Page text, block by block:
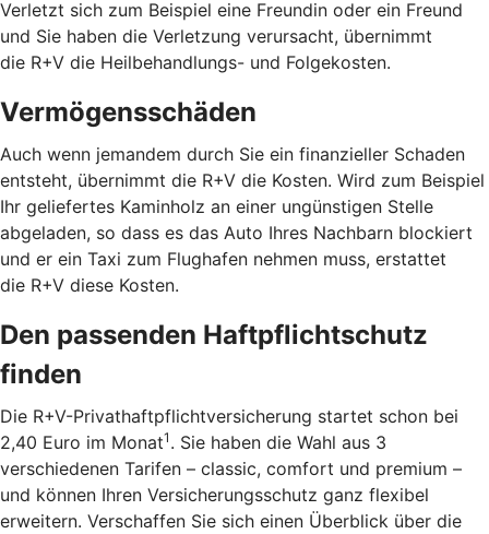
Verletzt sich zum Beispiel eine Freundin oder ein Freund
und Sie haben die Verletzung verursacht, übernimmt
die R+V die Heilbehandlungs- und Folgekosten.
Vermögensschäden
Auch wenn jemandem durch Sie ein finanzieller Schaden
entsteht, übernimmt die R+V die Kosten. Wird zum Beispiel
Ihr geliefertes Kaminholz an einer ungünstigen Stelle
abgeladen, so dass es das Auto Ihres Nachbarn blockiert
und er ein Taxi zum Flughafen nehmen muss, erstattet
die R+V diese Kosten.
Den passenden Haftpflichtschutz
finden
Die R+V-Privathaftpflichtversicherung startet schon bei
2,40 Euro im Monat1 . Sie haben die Wahl aus 3
verschiedenen Tarifen – classic, comfort und premium –
und können Ihren Versicherungsschutz ganz flexibel
erweitern. Verschaffen Sie sich einen Überblick über die